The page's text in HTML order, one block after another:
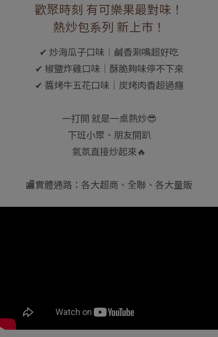
歡聚時刻 有可樂果最對味！
熱炒包系列 新上市！
✔ 炒海瓜子口味｜鹹香涮嘴超好吃
✔ 椒鹽炸雞口味｜酥脆夠味停不下來
✔ 醬烤牛五花口味｜炭烤肉香超過癮
一打開 就是一桌熱炒😎
下班小聚、朋友開趴
氣氛直接炒起來🔥
🏬實體通路：各大超商、全聯、各大量販